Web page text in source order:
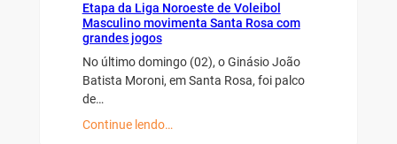
Etapa da Liga Noroeste de Voleibol
Masculino movimenta Santa Rosa com
grandes jogos
No último domingo (02), o Ginásio João
Batista Moroni, em Santa Rosa, foi palco
de…
Continue lendo…